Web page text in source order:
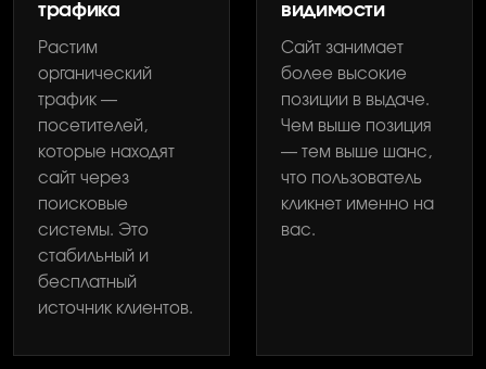
трафика
Растим
органический
трафик —
посетителей,
которые находят
сайт через
поисковые
системы. Это
стабильный и
бесплатный
источник клиентов.
видимости
Сайт занимает
более высокие
позиции в выдаче.
Чем выше позиция
— тем выше шанс,
что пользователь
кликнет именно на
вас.